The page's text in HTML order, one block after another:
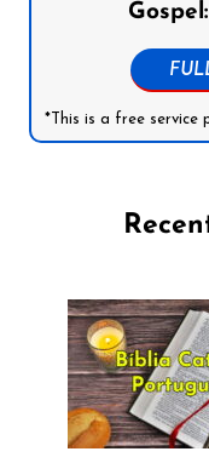
Gospel:
*This is a free service